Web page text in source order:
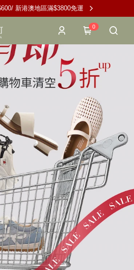
新港澳地區滿$3800免運
0